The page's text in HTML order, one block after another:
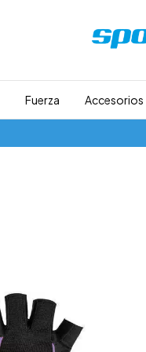
Fuerza Accesorios